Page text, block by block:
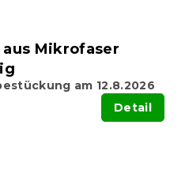
Mikrofaser
am 12.8.2026
Detail